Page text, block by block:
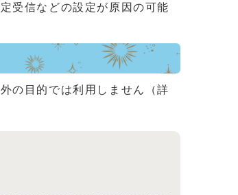
受信などの設定が原因の可能
の目的では利用しません（詳